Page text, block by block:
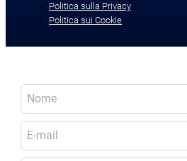
Politica sulla Privacy
Politica sui Cookie